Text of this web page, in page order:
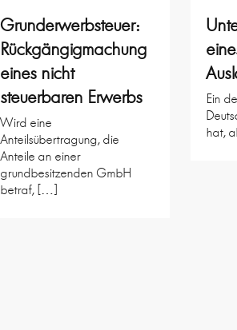
Grunderwerbsteuer:
Rückgängigmachung
eines nicht
steuerbaren Erwerbs
Wird eine
Anteilsübertragung, die
Anteile an einer
grundbesitzenden GmbH
betraf, […]
Ein
hat,